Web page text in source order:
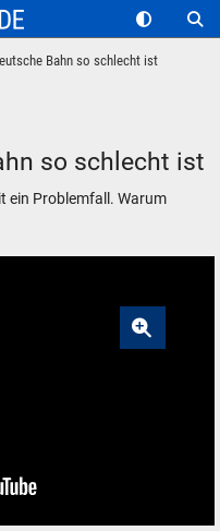
Bahn so schlecht ist
so schlecht ist
ein Problemfall. Warum